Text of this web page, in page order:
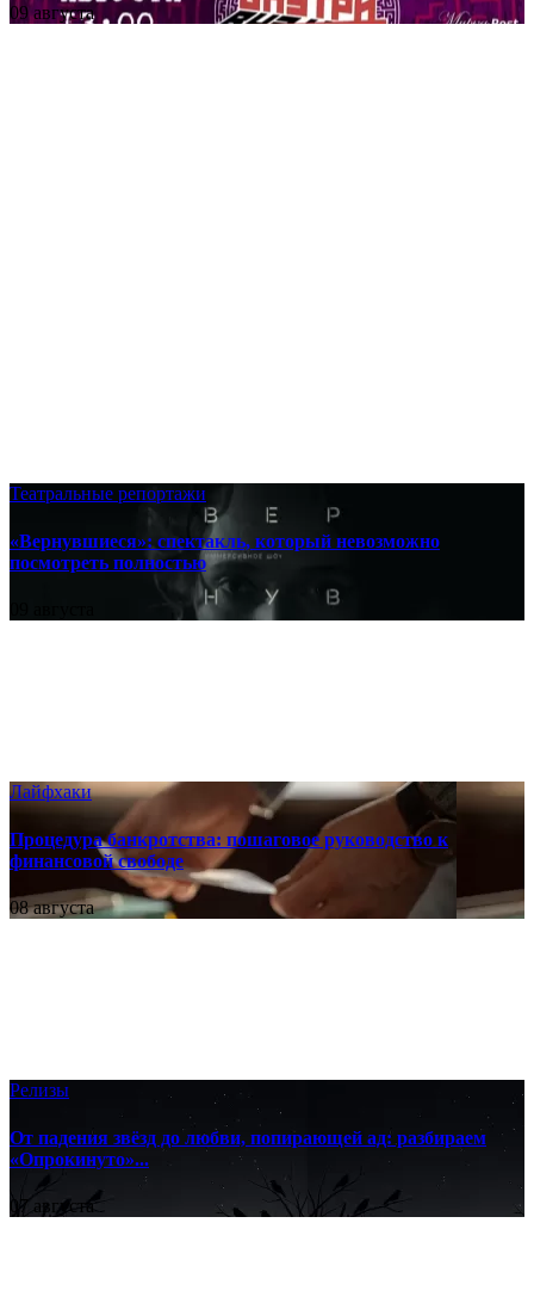
09 августа
Театральные репортажи
«Вернувшиеся»: спектакль, который невозможно
посмотреть полностью
Лайфхаки
Процедура банкротства: пошаговое руководство к
финансовой свободе
08 августа
Релизы
От падения звёзд до любви, попирающей ад: разбираем
«Опрокинуто»...
07 августа